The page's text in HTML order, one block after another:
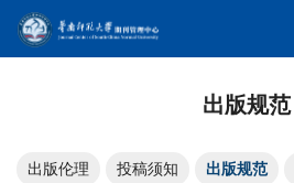
出版规范
出版伦理 投稿须知 出版规范